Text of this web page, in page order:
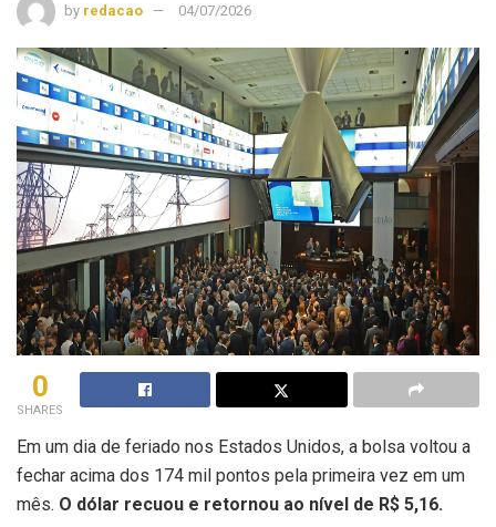
by redacao 04/07/2026
0
SHARES
Em um dia de feriado nos Estados Unidos, a bolsa voltou a
fechar acima dos 174 mil pontos pela primeira vez em um
mês. O dólar recuou e retornou ao nível de R$ 5,16.